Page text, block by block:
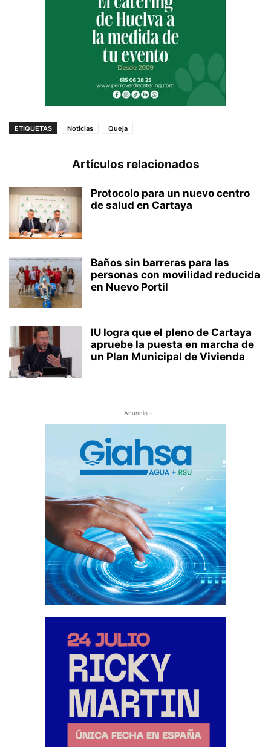
ETIQUETAS Noticias Queja
Artículos relacionados
Protocolo para un nuevo centro
de salud en Cartaya
Baños sin barreras para las
personas con movilidad reducida
en Nuevo Portil
IU logra que el pleno de Cartaya
apruebe la puesta en marcha de
un Plan Municipal de Vivienda
- Anuncio -